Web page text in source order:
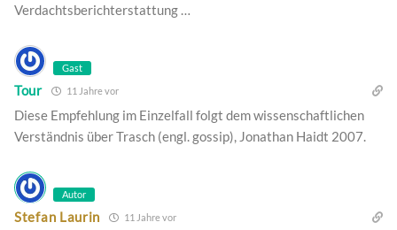
Verdachtsberichterstattung …
Gast
Tour 11 Jahre vor
Diese Empfehlung im Einzelfall folgt dem wissenschaftlichen
Verständnis über Trasch (engl. gossip), Jonathan Haidt 2007.
Autor
Stefan Laurin 11 Jahre vor